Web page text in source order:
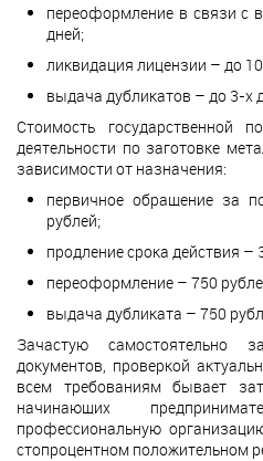
переоформление в связи с
дней;
ликвидация лицензии – до
выдача дубликатов – до 3-х
Стоимость государственной
деятельности по заготовке
зависимости от назначения:
первичное обращение за
рублей;
продление срока действия –
переоформление – 750
выдача дубликата – 750
Зачастую самостоятельно
документов, проверкой
всем требованиям бывает
начинающих
профессиональную
стопроцентном положительном